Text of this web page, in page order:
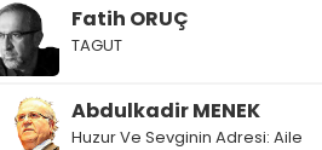
Fatih ORUÇ
TAGUT
Abdulkadir MENEK
Huzur Ve Sevginin Adresi: Aile